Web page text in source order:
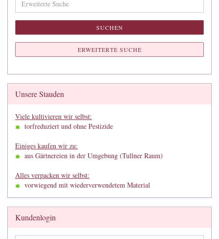
Suche
SUCHEN
ERWEITERTE SUCHE
Unsere Stauden
Viele kultivieren wir selbst:
torfreduziert und ohne Pestizide
Einiges kaufen wir zu:
aus Gärtnereien in der Umgebung (Tullner Raum)
Alles verpacken wir selbst:
vorwiegend mit wiederverwendetem Material
Kundenlogin